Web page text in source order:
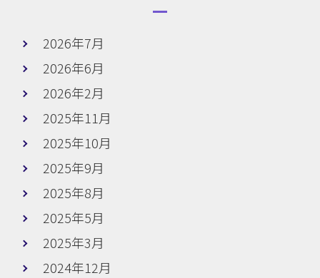
2026年7月
2026年6月
2026年2月
2025年11月
2025年10月
2025年9月
2025年8月
2025年5月
2025年3月
2024年12月